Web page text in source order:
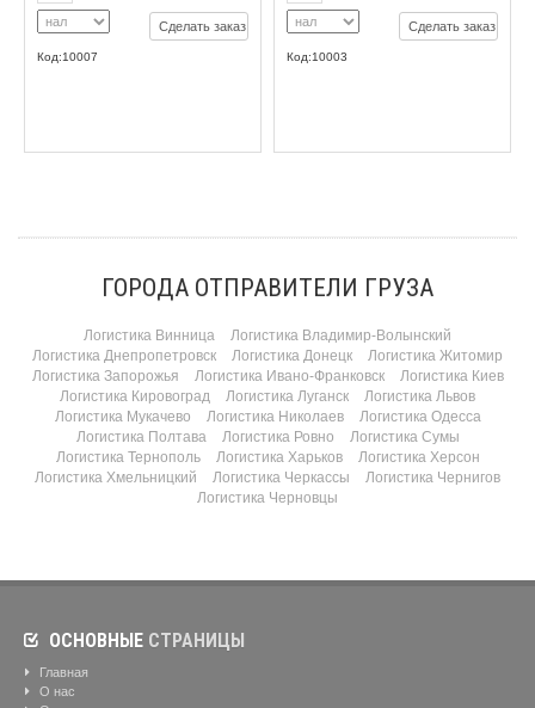
Сделать заказ
Код:10007
Сделать заказ
Код:10003
ГОРОДА ОТПРАВИТЕЛИ ГРУЗА
Логистика Винница
Логистика Владимир-Волынский
Логистика Днепропетровск
Логистика Донецк
Логистика Житомир
Логистика Запорожья
Логистика Ивано-Франковск
Логистика Киев
Логистика Кировоград
Логистика Луганск
Логистика Львов
Логистика Мукачево
Логистика Николаев
Логистика Одесса
Логистика Полтава
Логистика Ровно
Логистика Сумы
Логистика Тернополь
Логистика Харьков
Логистика Херсон
Логистика Хмельницкий
Логистика Черкассы
Логистика Чернигов
Логистика Черновцы
ОСНОВНЫЕ СТРАНИЦЫ
Главная
О нас